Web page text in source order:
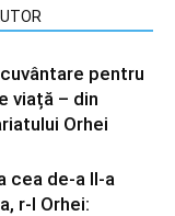
pentru
viață – din
Orhei
cea de-a II-a
r-l Orhei: